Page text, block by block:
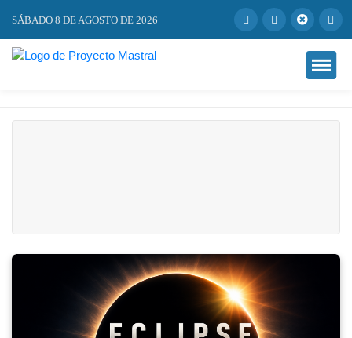
SÁBADO 8 DE AGOSTO DE 2026